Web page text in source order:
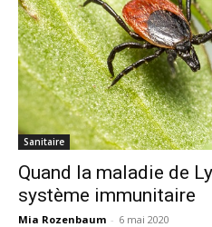
Sanitaire
Quand la maladie de
système immunitaire
Mia Rozenbaum - 6 mai 2020